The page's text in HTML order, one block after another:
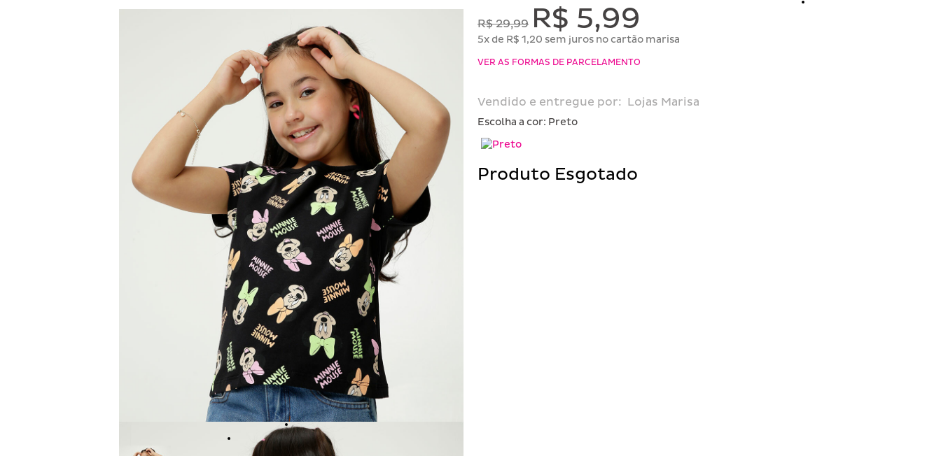
R$ 29,99 R$ 5,99
5x de R$ 1,20 sem juros no cartão marisa
VER AS FORMAS DE PARCELAMENTO
Vendido e entregue por: Lojas Marisa
Escolha a cor: Preto
Produto Esgotado